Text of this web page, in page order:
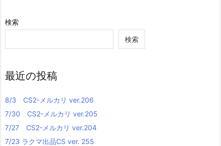
検索
検索
最近の投稿
8/3 CS2-メルカリ ver.206
7/30 CS2-メルカリ ver.205
7/27 CS2-メルカリ ver.204
7/23 ラクマ出品CS ver. 255